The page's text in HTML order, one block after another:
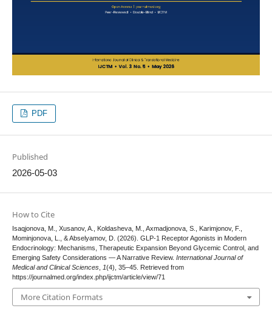
PDF
Published
2026-05-03
How to Cite
Isaqjonova, M., Xusanov, A., Koldasheva, M., Axmadjonova, S., Karimjonov, F.,
Mominjonova, L., & Abselyamov, D. (2026). GLP-1 Receptor Agonists in Modern
Endocrinology: Mechanisms, Therapeutic Expansion Beyond Glycemic Control, and
Emerging Safety Considerations — A Narrative Review. International Journal of
Medical and Clinical Sciences, 1(4), 35–45. Retrieved from
https://journalmed.org/index.php/ijctm/article/view/71
More Citation Formats